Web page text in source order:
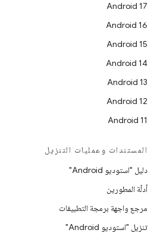
Android 17
Android 16
Android 15
Android 14
Android 13
Android 12
Android 11
المستندات وعمليات التنزيل
دليل "استوديو Android"
أدلّة المطورين
مرجع واجهة برمجة التطبيقات
تنزيل "استوديو Android"